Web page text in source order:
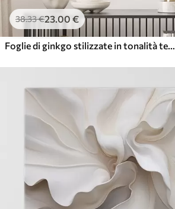
38.33€23.00 €
Foglie di ginkgo stilizzate in tonalità tenui